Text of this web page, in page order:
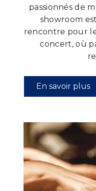
passionnés de
showroom
rencontre pour
concert, où
En savoir plus